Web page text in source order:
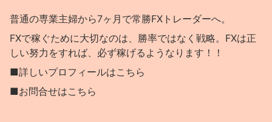
普通の専業主婦から7ヶ月で常勝FXトレーダーへ。
FXで稼ぐために大切なのは、勝率ではなく戦略。FXは正
しい努力をすれば、必ず稼げるようなります！！
■詳しいプロフィールはこちら
■お問合せはこちら